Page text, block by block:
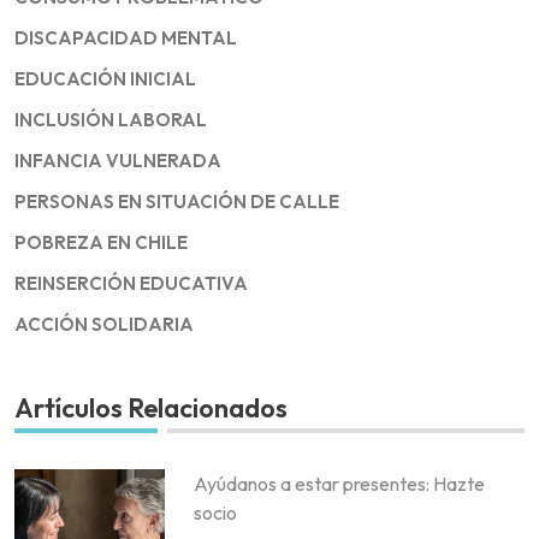
DISCAPACIDAD MENTAL
EDUCACIÓN INICIAL
INCLUSIÓN LABORAL
INFANCIA VULNERADA
PERSONAS EN SITUACIÓN DE CALLE
POBREZA EN CHILE
REINSERCIÓN EDUCATIVA
ACCIÓN SOLIDARIA
Artículos Relacionados
Ayúdanos a estar presentes: Hazte
socio